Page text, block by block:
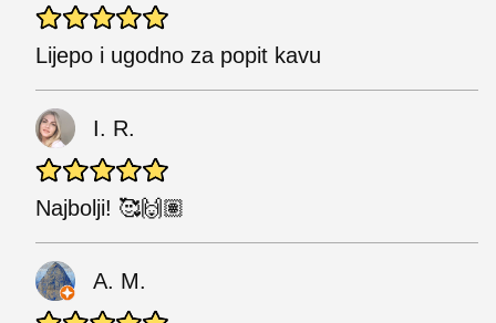
Lijepo i ugodno za popit kavu
I. R.
Najbolji! 🥰🙌🏽
A. M.